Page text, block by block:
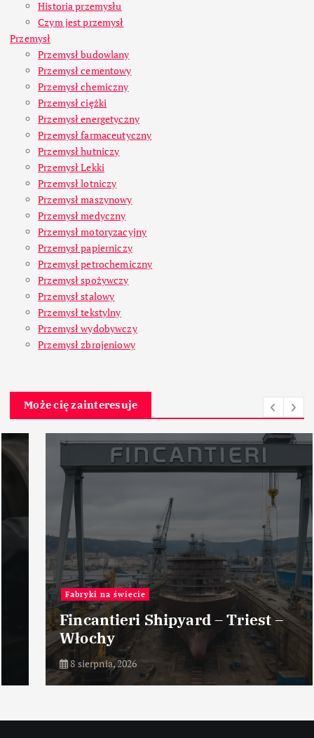
Historia przemysłu
Czym jest przemysł
Przemysł
Przemysł budowlany
Przemysł cementowy
Przemysł chemiczny
Przemysł ciężki
Przemysł energetyczny
Przemysł farmaceutyczny
Przemysł hutniczy
Przemysł Lekki
Przemysł lotniczy
Przemysł maszynowy
Przemysł medyczny
Przemysł motoryzacyjny
Przemysł papierniczy
Przemysł petrochemiczny
Przemysł spożywczy
Przemysł stalowy
Przemysł tekstylny
Przemysł wydobywczy
Przemysł zbrojeniowy
Może cię zainteresuje
Fabryki na świecie
Fincantieri Shipyard – Triest –
Włochy
8 sierpnia, 2026